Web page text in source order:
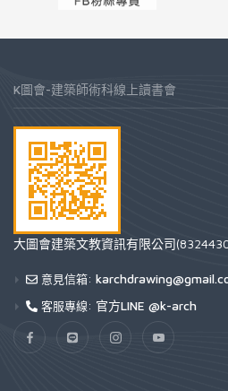
K圖會-建築師術科線上讀書會
大圖會建築文教資訊有限公司
意見信箱:
客服專線: 官方LINE @k-arch